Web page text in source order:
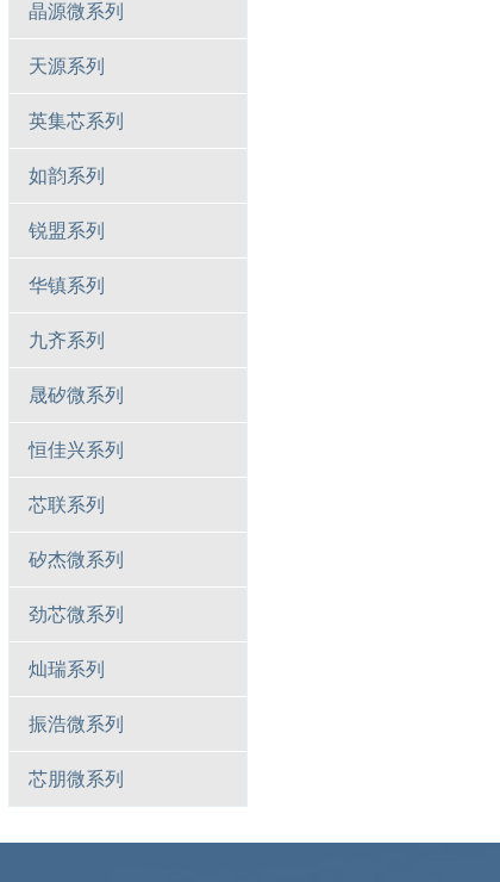
晶源微系列
天源系列
英集芯系列
如韵系列
锐盟系列
华镇系列
九齐系列
晟矽微系列
恒佳兴系列
芯联系列
矽杰微系列
劲芯微系列
灿瑞系列
振浩微系列
芯朋微系列